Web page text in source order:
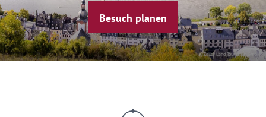
© Zeller Land Tourismus GmbH
Besuch planen